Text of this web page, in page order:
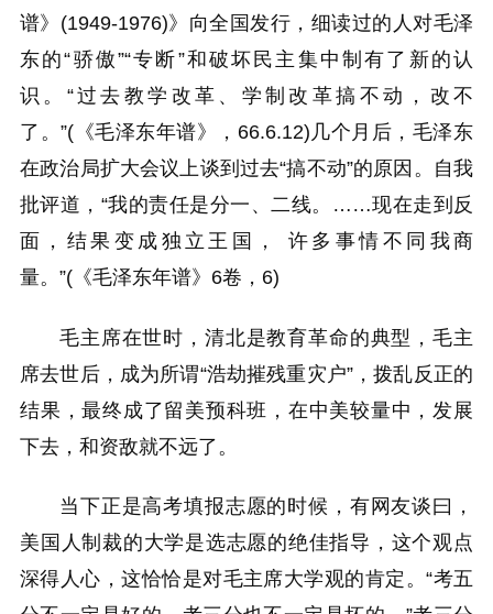
谱》(1949-1976)》向全国发行，细读过的人对毛泽
东的“骄傲”“专断”和破坏民主集中制有了新的认
识。“过去教学改革、学制改革搞不动，改不
了。”(《毛泽东年谱》，66.6.12)几个月后，毛泽东
在政治局扩大会议上谈到过去“搞不动”的原因。自我
批评道，“我的责任是分一、二线。……现在走到反
面，结果变成独立王国， 许多事情不同我商
量。”(《毛泽东年谱》6卷，6)
毛主席在世时，清北是教育革命的典型，毛主
席去世后，成为所谓“浩劫摧残重灾户”，拨乱反正的
结果，最终成了留美预科班，在中美较量中，发展
下去，和资敌就不远了。
当下正是高考填报志愿的时候，有网友谈曰，
美国人制裁的大学是选志愿的绝佳指导，这个观点
深得人心，这恰恰是对毛主席大学观的肯定。“考五